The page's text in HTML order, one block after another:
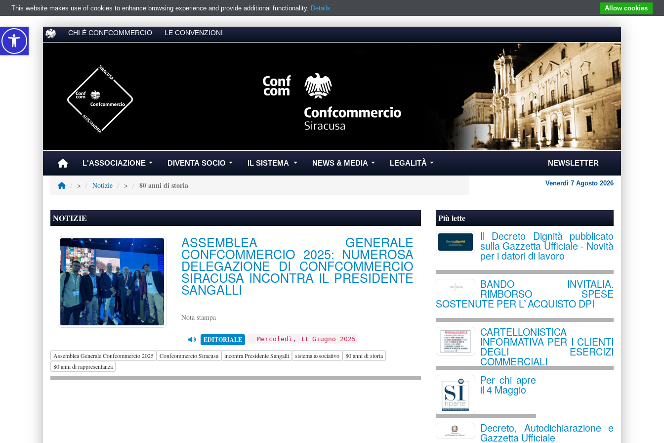
CHI È CONFCOMMERCIO LE CONVENZIONI
L'ASSOCIAZIONE DIVENTA SOCIO IL SISTEMA NEWS & MEDIA LEGALITÀ NEWSLETTER
> Notizie > 80 anni di storia Venerdì 7 Agosto 2026
NOTIZIE
ASSEMBLEA GENERALE
CONFCOMMERCIO 2025: NUMEROSA
DELEGAZIONE DI CONFCOMMERCIO
SIRACUSA INCONTRA IL PRESIDENTE
SANGALLI
Nota stampa
EDITORIALE Mercoledì, 11 Giugno 2025
Assemblea Generale Confcommercio 2025 Confcommercio Siracusa incontra Presidente Sangalli sistema associativo
80 anni di storia
80 anni di rappresentanza
Più lette
Il Decreto Dignità pubblicato
sulla Gazzetta Ufficiale - Novità
per i datori di lavoro
BANDO INVITALIA.
RIMBORSO SPESE
SOSTENUTE PER L`ACQUISTO DPI
CARTELLONISTICA
INFORMATIVA PER I CLIENTI
DEGLI ESERCIZI
COMMERCIALI
Per chi apre
il 4 Maggio
Decreto, Autodichiarazione e
Gazzetta Ufficiale
Accessibilità
This website makes use of cookies to enhance browsing experience and provide additional functionality. Details Allow cookies